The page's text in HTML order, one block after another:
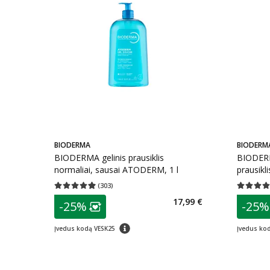
BIODERMA
BIODERMA gelinis prausiklis
normaliai, sausai ATODERM, 1 l
(303)
Vidutinis įvertinimas 4.96
patarimas
Lojalumo klubo narių nuolaida:
-25%
Įvedus kodą VESK25 patarimas
17,99 €
Vidutinis
-25%
Įvedus